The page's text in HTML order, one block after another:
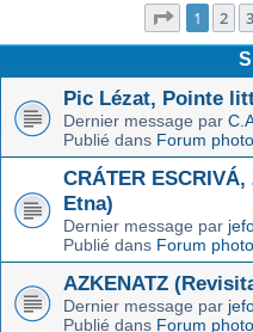
Page 1sur
1 2 3
Pic Lézat, Pointe
Dernier message par
Publié dans Forum
CRÁTER
Etna)
Dernier message par
Publié dans Forum
AZKENATZ
Dernier message par
Publié dans Forum